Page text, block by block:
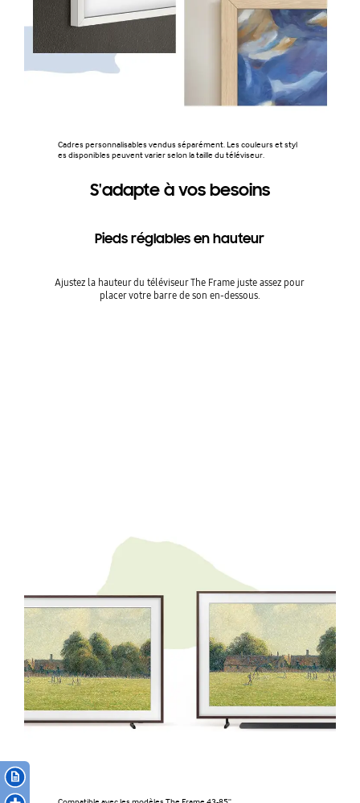
Cadres personnalisables vendus séparément. Les couleurs et styl
es disponibles peuvent varier selon la taille du téléviseur.
S'adapte à vos besoins
Pieds réglables en hauteur
Ajustez la hauteur du téléviseur The Frame juste assez pour
placer votre barre de son en-dessous.